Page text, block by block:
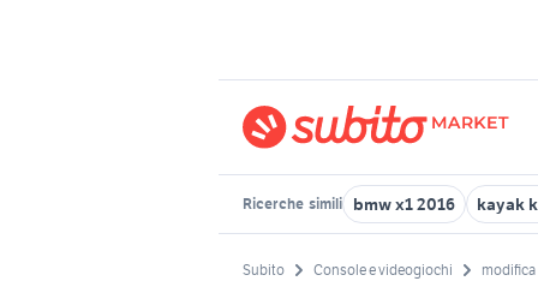
Ricerche simili bmw x1 2016 kayak
Subito Console e videogiochi